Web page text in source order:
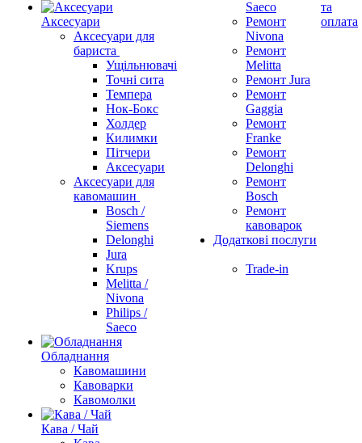
Аксесуари
Аксесуари для
бариста
Ущільнювачі
Точні сита
Темпера
Нок-Бокс
Холдер
Килимки
Пітчери
Аксесуари
Аксесуари для
кавомашин
Bosch /
Siemens
Delonghi
Jura
Krups
Melitta /
Nivona
Philips /
Saeco
Обладнання
Кавомашини
Кавоварки
Кавомолки
Кава / Чай
Saeco
Ремонт
Nivona
Ремонт
Melitta
Ремонт Jura
Ремонт
Gaggia
Ремонт
Franke
Ремонт
Delonghi
Ремонт
Bosch
Ремонт
кавоварок
Додаткові послуги
Trade-in
та
оплата